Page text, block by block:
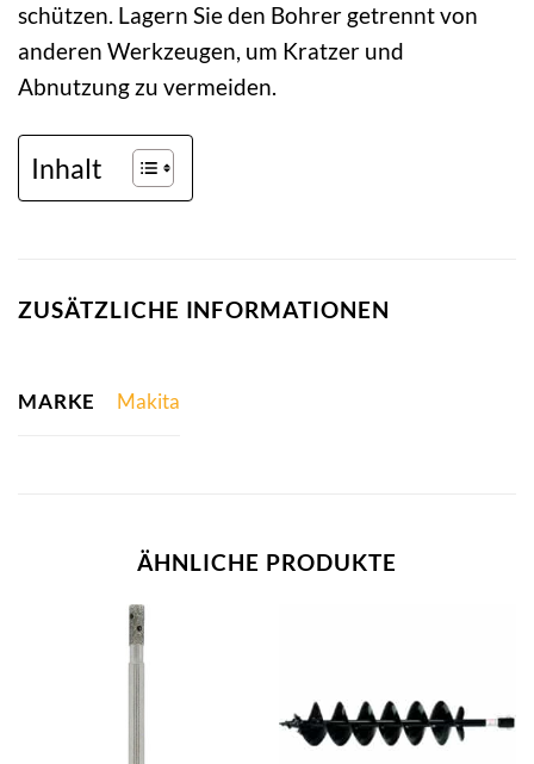
schützen. Lagern Sie den Bohrer getrennt von
anderen Werkzeugen, um Kratzer und
Abnutzung zu vermeiden.
Inhalt
ZUSÄTZLICHE INFORMATIONEN
MARKE Makita
ÄHNLICHE PRODUKTE